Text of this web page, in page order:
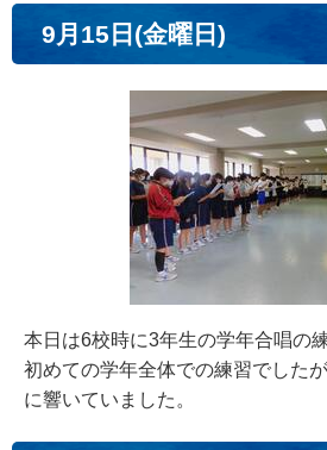
9月15日(金曜日)
本日は6校時に3年生の学年合唱の
初めての学年全体での練習でした
に響いていました。